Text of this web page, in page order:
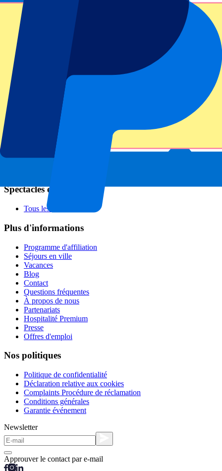
Tous les sports
Championnats de football
Ligue des Champions
Premier League
Spectacles et festivals
Tous les concerts
Plus d'informations
Programme d'affiliation
Séjours en ville
Vacances
Blog
Contact
Questions fréquentes
À propos de nous
Partenariats
Hospitalité Premium
Presse
Offres d'emploi
Nos politiques
Politique de confidentialité
Déclaration relative aux cookies
Complaints Procédure de réclamation
Conditions générales
Garantie événement
Newsletter
Approuver le contact par e-mail